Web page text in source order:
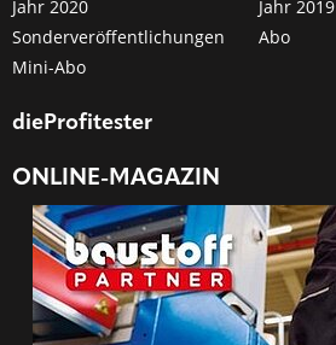
Jahr 2020
Jahr 2019
Sonderveröffentlichungen
Abo
Mini-Abo
dieProfitester
ONLINE-MAGAZIN